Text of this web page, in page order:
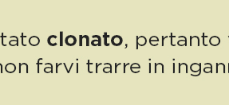
ai più bisognosi. Quest’anno la Pasqua è